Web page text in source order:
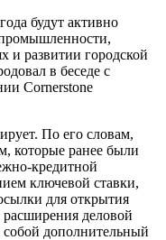
будут активно
и развитии городской
в беседе с
Cornerstone
По его словам,
которые ранее были
кредитной
ключевой ставки,
для открытия
расширения деловой
собой дополнительный